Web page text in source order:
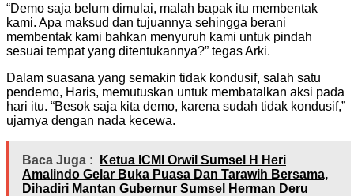
“Demo saja belum dimulai, malah bapak itu membentak
kami. Apa maksud dan tujuannya sehingga berani
membentak kami bahkan menyuruh kami untuk pindah
sesuai tempat yang ditentukannya?” tegas Arki.
Dalam suasana yang semakin tidak kondusif, salah satu
pendemo, Haris, memutuskan untuk membatalkan aksi pada
hari itu. “Besok saja kita demo, karena sudah tidak kondusif,”
ujarnya dengan nada kecewa.
Baca Juga :
Ketua ICMI Orwil Sumsel H Heri
Amalindo Gelar Buka Puasa Dan Tarawih Bersama,
Dihadiri Mantan Gubernur Sumsel Herman Deru